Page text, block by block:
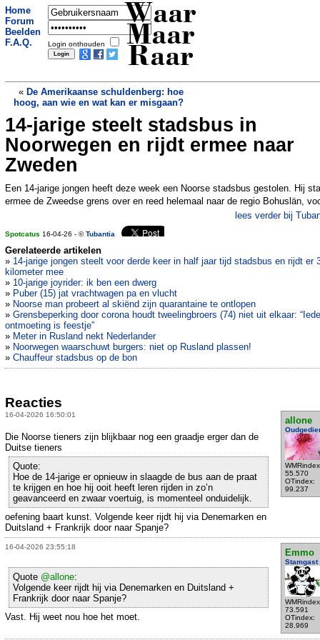
Home
Forum
Beelden
F.A.Q.
Login onthouden
Waar
Maar
Raar
« De Amerikaanse schuldenberg: hoe
hoog, aan wie en wat kan er misgaan?
Duitse vrouw denkt dat haar auto is
gestolen, maar voertuig duikt maanden
later plots op»
14-jarige steelt stadsbus in
Noorwegen en rijdt ermee naar
Zweden
Een 14-jarige jongen heeft deze week een Noorse stadsbus gestolen. Hij
ermee de Zweedse grens over en reed helemaal naar de regio Bohuslän,
lees verder bij
Spotcatus 16-04-26 - ©Tubantia
Gerelateerde artikelen
» 14-jarige jongen steelt voor derde keer in half jaar tijd stadsbus en rijdt er
kilometer mee
» 10-jarige joyrider: ik ben een dwerg
» Puber (15) jat vrachtwagen pa en vlucht
» Noorse man probeert al skiënd zijn quarantaine te ontlopen
» Grensbeperking door corona houdt tweelingbroers (74) niet uit elkaar:
ontmoeting is feestje”
» Meter in Rusland nekt Nederlander
» Noorwegen waarschuwt burgers: niet op Rusland plassen!
» Chauffeur stadsbus op de bon
Reacties
16-04-2026 16:50:01
allone
55.570
OTindex:
99.237
Die Noorse tieners zijn blijkbaar nog een graadje erger dan de
Duitse tieners
Quote:
Hoe de 14-jarige er opnieuw in slaagde de bus aan de praat
te krijgen en hoe hij ooit heeft leren rijden in zo’n
geavanceerd en zwaar voertuig, is momenteel onduidelijk.
oefening baart kunst. Volgende keer rijdt hij via Denemarken en
Duitsland + Frankrijk door naar Spanje?
16-04-2026 23:55:18
Emmo
Stamgast
73.591
OTindex:
28.969
Quote @allone:
Volgende keer rijdt hij via Denemarken en Duitsland +
Frankrijk door naar Spanje?
Vast. Hij weet nou hoe het moet.